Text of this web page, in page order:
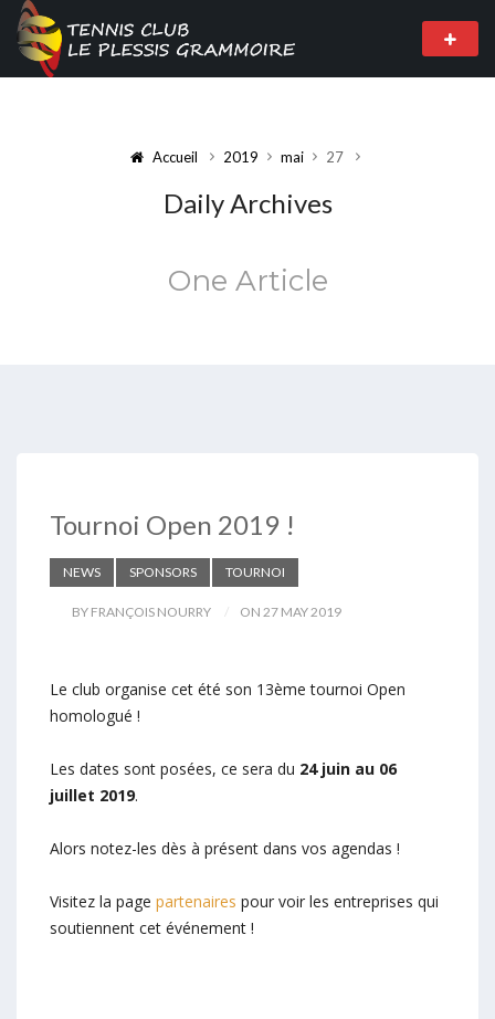
Accueil 2019 mai 27
Daily Archives
One Article
Tournoi Open 2019 !
NEWS SPONSORS TOURNOI
BY FRANÇOIS NOURRY ON 27 MAY 2019
Le club organise cet été son 13ème tournoi Open
homologué !
Les dates sont posées, ce sera du 24 juin au 06
juillet 2019.
Alors notez-les dès à présent dans vos agendas !
Visitez la page partenaires pour voir les entreprises qui
soutiennent cet événement !